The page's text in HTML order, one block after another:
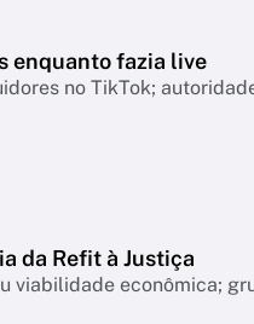
enquanto fazia live
no TikTok;
da Refit à Justiça
viabilidade econômica;